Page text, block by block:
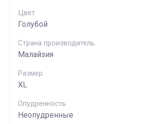
Цвет
Голубой
Страна производитель
Малайзия
Размер
XL
Опудренность
Неопудренные